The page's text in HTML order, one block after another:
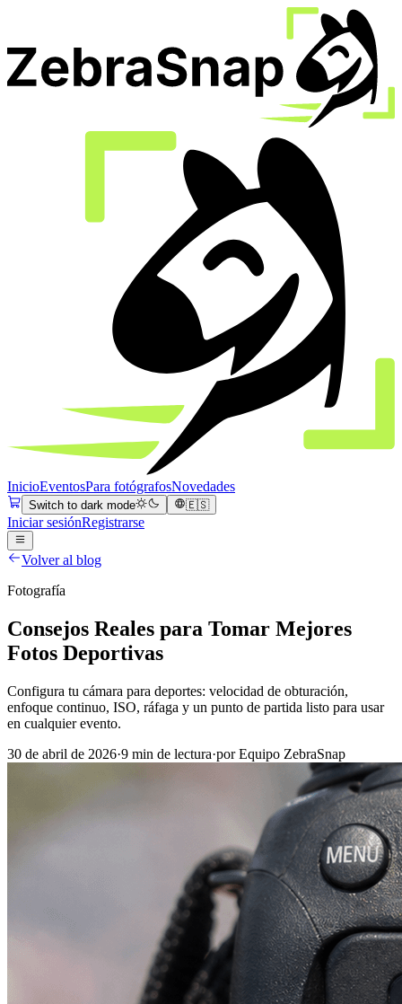
InicioEventosPara fotógrafosNovedades
Switch to dark mode 🇪🇸
Iniciar sesiónRegistrarse
Volver al blog
Fotografía
Consejos Reales para Tomar Mejores
Fotos Deportivas
Configura tu cámara para deportes: velocidad de obturación,
enfoque continuo, ISO, ráfaga y un punto de partida listo para usar
en cualquier evento.
30 de abril de 2026·9 min de lectura·por Equipo ZebraSnap